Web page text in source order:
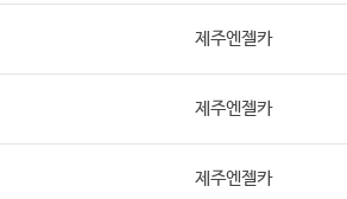
제주엔젤카
제주엔젤카
제주엔젤카